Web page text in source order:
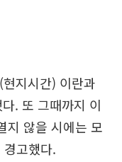
지시간) 이란과
. 또 그때까지 이
지 않을 시에는 모
고했다.